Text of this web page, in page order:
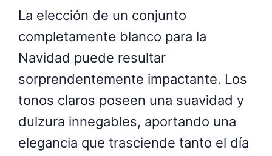
La elección de un conjunto
completamente blanco para la
Navidad puede resultar
sorprendentemente impactante. Los
tonos claros poseen una suavidad y
dulzura innegables, aportando una
elegancia que trasciende tanto el día